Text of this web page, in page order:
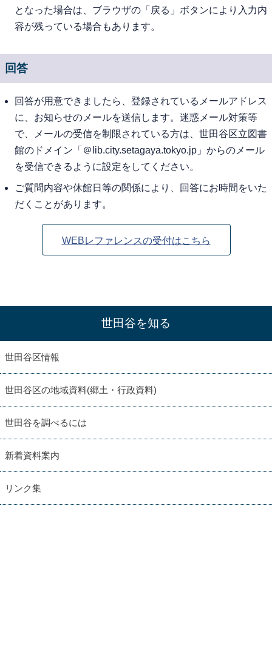
となった場合は、ブラウザの「戻る」ボタンにより入力内
容が残っている場合もあります。
回答
回答が用意できましたら、登録されているメールアドレス
に、お知らせのメールを送信します。迷惑メール対策等
で、メールの受信を制限されている方は、世田谷区立図書
館のドメイン「＠lib.city.setagaya.tokyo.jp」からのメール
を受信できるように設定をしてください。
ご質問内容や休館日等の関係により、回答にお時間をいた
だくことがあります。
WEBレファレンスの受付はこちら
世田谷を知る
世田谷区情報
世田谷区の地域資料(郷土・行政資料)
世田谷を調べるには
新着資料案内
リンク集